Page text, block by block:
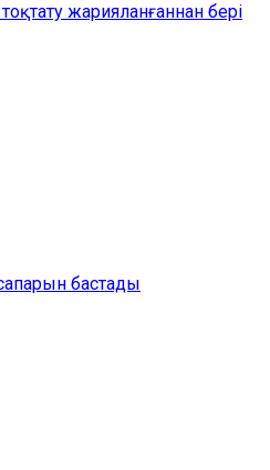
жарияланғаннан бері
бастады